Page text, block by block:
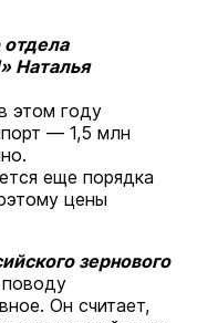
отдела
Наталья
этом году
— 1,5 млн
еще порядка
цены
зернового
Он считает,